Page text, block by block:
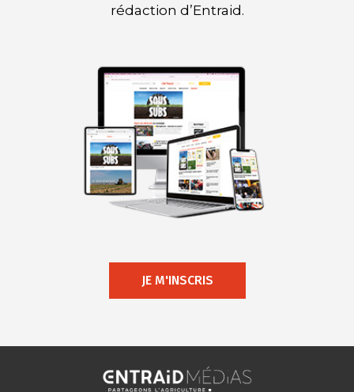
rédaction d’Entraid.
JE M'INSCRIS